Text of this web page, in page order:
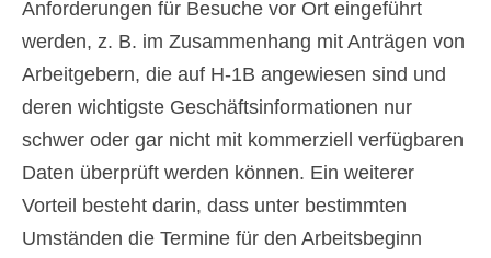
Anforderungen für Besuche vor Ort eingeführt
werden, z. B. im Zusammenhang mit Anträgen von
Arbeitgebern, die auf H-1B angewiesen sind und
deren wichtigste Geschäftsinformationen nur
schwer oder gar nicht mit kommerziell verfügbaren
Daten überprüft werden können. Ein weiterer
Vorteil besteht darin, dass unter bestimmten
Umständen die Termine für den Arbeitsbeginn